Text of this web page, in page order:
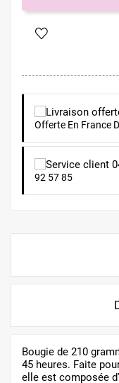
Offerte En France
92 57 85
Bougie de 210
45 heures. Faite
elle est composée